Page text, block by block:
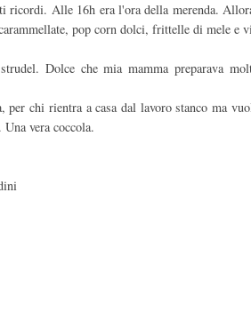
ricordi. Alle 16h era l'ora della merenda.
pop corn dolci, frittelle di mele e
Dolce che mia mamma preparava
per chi rientra a casa dal lavoro stanco ma
vera coccola.